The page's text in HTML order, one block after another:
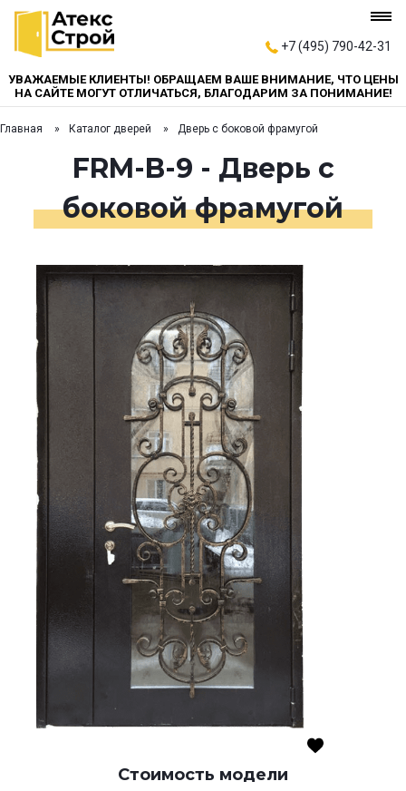
+7 (495) 790-42-31
УВАЖАЕМЫЕ КЛИЕНТЫ! ОБРАЩАЕМ ВАШЕ ВНИМАНИЕ, ЧТО ЦЕНЫ
НА САЙТЕ МОГУТ ОТЛИЧАТЬСЯ, БЛАГОДАРИМ ЗА ПОНИМАНИЕ!
Главная Каталог дверей Дверь с боковой фрамугой
FRM-B-9 - Дверь с
боковой фрамугой
Стоимость модели